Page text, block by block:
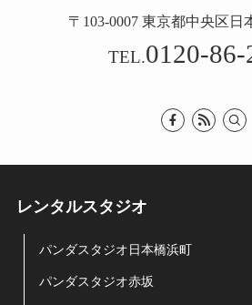
〒103-0007 東京都中央区日
TEL.0120-86-
レンタルスタジオ
パンダスタジオ日本橋浜町
パンダスタジオ赤坂